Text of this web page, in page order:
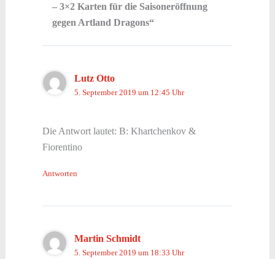
– 3×2 Karten für die Saisoneröffnung
gegen Artland Dragons“
Lutz Otto
5. September 2019 um 12:45 Uhr
Die Antwort lautet: B: Khartchenkov &
Fiorentino
Antworten
Martin Schmidt
5. September 2019 um 18:33 Uhr